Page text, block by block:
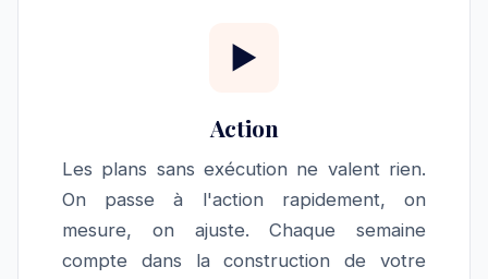
▶
Action
Les plans sans exécution ne valent rien.
On passe à l'action rapidement, on
mesure, on ajuste. Chaque semaine
compte dans la construction de votre